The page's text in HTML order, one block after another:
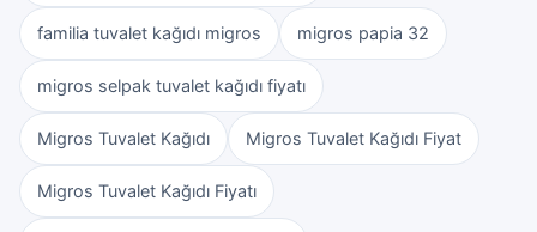
familia tuvalet kağıdı migros migros papia 32
migros selpak tuvalet kağıdı fiyatı
Migros Tuvalet Kağıdı Migros Tuvalet Kağıdı Fiyat
Migros Tuvalet Kağıdı Fiyatı